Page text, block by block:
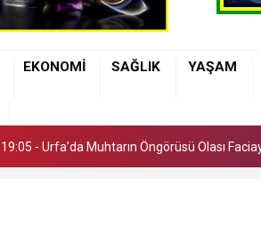
EKONOMİ SAĞLIK YAŞAM
19:05 - Urfa’da Muhtarın Öngörüsü Olası
19:08 - Uzmanı Dr. Kendirci: Anne Sütü,
19:11 - Şanlıurfa Büyükşehir Belediyesi